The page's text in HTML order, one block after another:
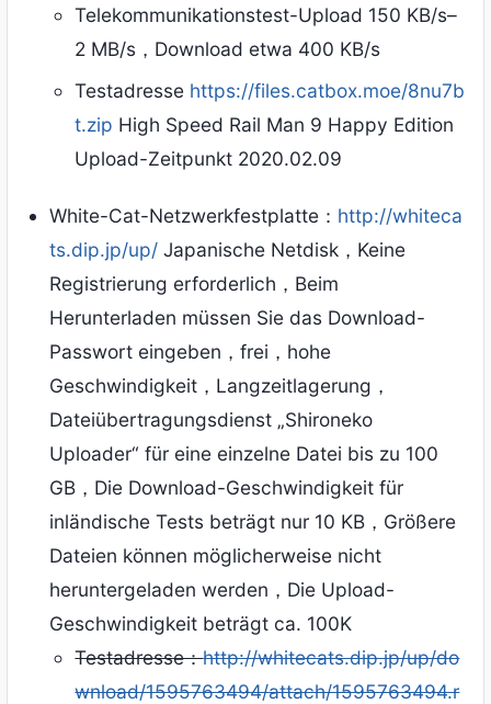
Telekommunikationstest-Upload 150 KB/s–
2 MB/s，Download etwa 400 KB/s
Testadresse https://files.catbox.moe/8nu7b
t.zip High Speed ​​​​Rail Man 9 Happy Edition
Upload-Zeitpunkt 2020.02.09
White-Cat-Netzwerkfestplatte： http://whiteca
ts.dip.jp/up/ Japanische Netdisk，Keine
Registrierung erforderlich，Beim
Herunterladen müssen Sie das Download-
Passwort eingeben，frei，hohe
Geschwindigkeit，Langzeitlagerung，
Dateiübertragungsdienst „Shironeko
Uploader“ für eine einzelne Datei bis zu 100
GB，Die Download-Geschwindigkeit für
inländische Tests beträgt nur 10 KB，Größere
Dateien können möglicherweise nicht
heruntergeladen werden，Die Upload-
Geschwindigkeit beträgt ca. 100K
Testadresse：http://whitecats.dip.jp/up/do
wnload/1595763494/attach/1595763494.r